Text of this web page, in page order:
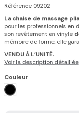
Référence 09202
La chaise de massage
pour les professionnels en
son revêtement en vinyle
mémoire de forme, elle
VENDU À L'UNITÉ.
Voir la description détaillée
Couleur
Noir